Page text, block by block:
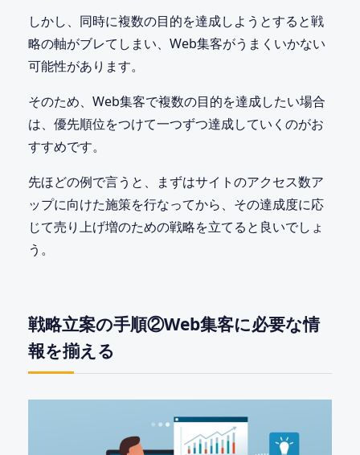
しかし、同時に複数の目的を達成しようとすると戦
略の軸がブレてしまい、Web集客がうまくいかない
可能性があります。
そのため、Web集客で複数の目的を達成したい場合
は、優先順位をつけて一つずつ達成していくのがお
すすめです。
先ほどの例で言うと、まずはサイトのアクセス数ア
ップに向けた施策を行なってから、その達成度に応
じて売り上げ増のための戦略を立てると良いでしょ
う。
戦略立案の手順②Web集客に必要な情
報を揃える